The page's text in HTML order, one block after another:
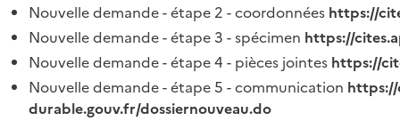
Nouvelle demande - étape 2 - coordonnées https://
Nouvelle demande - étape 3 - spécimen https://
Nouvelle demande - étape 4 - pièces jointes https://
Nouvelle demande - étape 5 - communication
durable.gouv.fr/dossiernouveau.do